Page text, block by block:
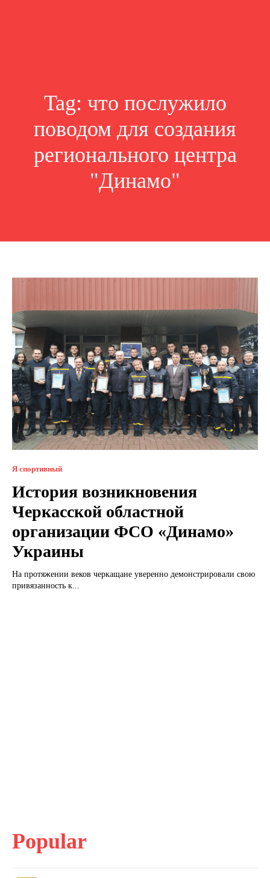
Tag: что послужило
поводом для создания
регионального центра
"Динамо"
Я спортивный
История возникновения
Черкасской областной
организации ФСО «Динамо»
Украины
На протяжении веков черкащане уверенно демонстрировали свою
привязанность к...
Popular